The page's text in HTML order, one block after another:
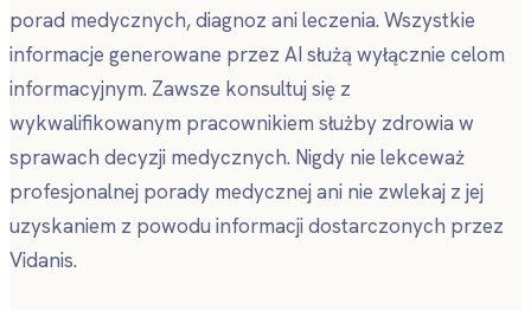
porad medycznych, diagnoz ani leczenia. Wszystkie
informacje generowane przez AI służą wyłącznie celom
informacyjnym. Zawsze konsultuj się z
wykwalifikowanym pracownikiem służby zdrowia w
sprawach decyzji medycznych. Nigdy nie lekceważ
profesjonalnej porady medycznej ani nie zwlekaj z jej
uzyskaniem z powodu informacji dostarczonych przez
Vidanis.